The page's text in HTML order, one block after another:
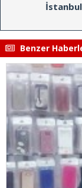
Benzer